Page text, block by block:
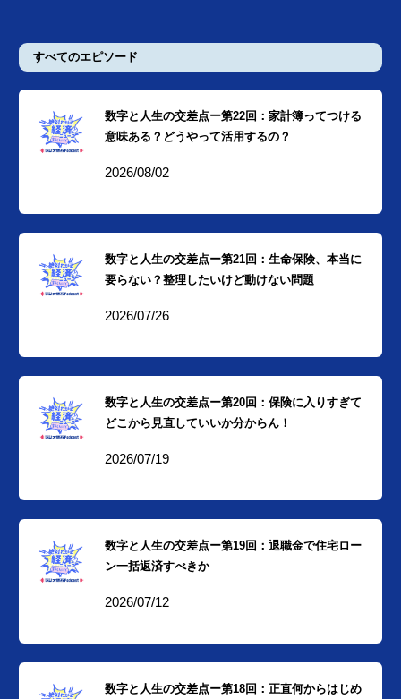
すべてのエピソード
数字と人生の交差点ー第22回：家計簿ってつける
意味ある？どうやって活用するの？
2026/08/02
数字と人生の交差点ー第21回：生命保険、本当に
要らない？整理したいけど動けない問題
2026/07/26
数字と人生の交差点ー第20回：保険に入りすぎて
どこから見直していいか分からん！
2026/07/19
数字と人生の交差点ー第19回：退職金で住宅ロー
ン一括返済すべきか
2026/07/12
数字と人生の交差点ー第18回：正直何からはじめ